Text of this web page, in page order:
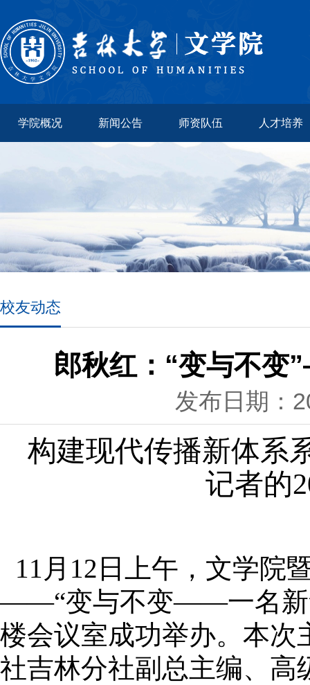
学院概况 新闻公告 师资队伍 人才培养
校友动态
郎秋红：“变与不
发布日期：
构建现代传播新体系
记者的
11月12日上午，文学院
——“变与不变——一名新
楼会议室成功举办。本次
社吉林分社副总主编、高